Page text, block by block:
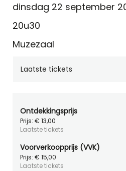
dinsdag 22 september
20u30
Muzezaal
Laatste tickets
Ontdekkingsprijs
Prijs: € 13,00
Laatste tickets
Voorverkoopprijs (VVK)
Prijs: € 15,00
Laatste tickets